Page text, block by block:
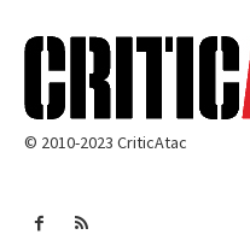
© 2010-2023 CriticAtac